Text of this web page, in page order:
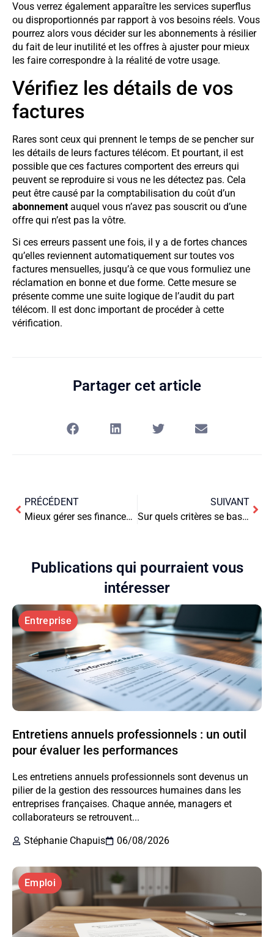
Vous verrez également apparaître les services superflus
ou disproportionnés par rapport à vos besoins réels. Vous
pourrez alors vous décider sur les abonnements à résilier
du fait de leur inutilité et les offres à ajuster pour mieux
les faire correspondre à la réalité de votre usage.
Vérifiez les détails de vos
factures
Rares sont ceux qui prennent le temps de se pencher sur
les détails de leurs factures télécom. Et pourtant, il est
possible que ces factures comportent des erreurs qui
peuvent se reproduire si vous ne les détectez pas. Cela
peut être causé par la comptabilisation du coût d’un
abonnement auquel vous n’avez pas souscrit ou d’une
offre qui n’est pas la vôtre.
Si ces erreurs passent une fois, il y a de fortes chances
qu’elles reviennent automatiquement sur toutes vos
factures mensuelles, jusqu’à ce que vous formuliez une
réclamation en bonne et due forme. Cette mesure se
présente comme une suite logique de l’audit du part
télécom. Il est donc important de procéder à cette
vérification.
Partager cet article
PRÉCÉDENT
Mieux gérer ses finances : où investir ?
SUIVANT
Sur quels critères se baser pour choisir un expert-comptable ?
Publications qui pourraient vous
intéresser
Entreprise
Entretiens annuels professionnels : un outil
pour évaluer les performances
Les entretiens annuels professionnels sont devenus un
pilier de la gestion des ressources humaines dans les
entreprises françaises. Chaque année, managers et
collaborateurs se retrouvent...
Stéphanie Chapuis
06/08/2026
Emploi